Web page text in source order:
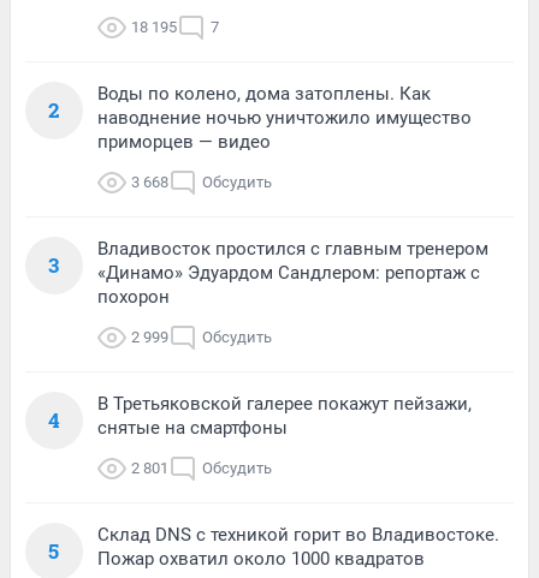
18 195 7
2
Воды по колено, дома затоплены. Как
наводнение ночью уничтожило имущество
приморцев — видео
3 668 Обсудить
3
Владивосток простился с главным тренером
«Динамо» Эдуардом Сандлером: репортаж с
похорон
2 999 Обсудить
4
В Третьяковской галерее покажут пейзажи,
снятые на смартфоны
2 801 Обсудить
5
Склад DNS с техникой горит во Владивостоке.
Пожар охватил около 1000 квадратов